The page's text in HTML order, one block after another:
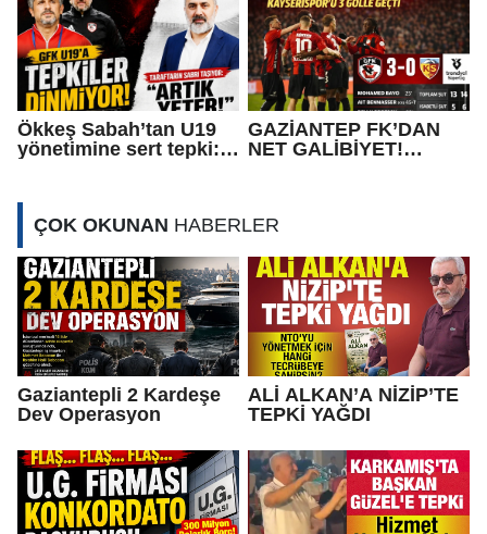
Ökkeş Sabah’tan U19
yönetimine sert tepki:
GAZİANTEP FK’DAN
NET GALİBİYET!
ÇOK OKUNAN HABERLER
Gaziantepli 2 Kardeşe
Dev Operasyon
ALİ ALKAN’A NİZİP’TE
TEPKİ YAĞDI